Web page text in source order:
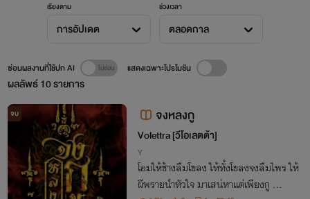
เรียงตาม
การอัปเดต
ช่วงเวลา
ตลอดกาล
ผลลัพธ์10รายการ
ซ่อนผลงานที่ใช้ปก AI แสดงเฉพาะโปรโมชัน
จบ จงหลงกู
Volettra [วีโอเลตต้า]
Y
โอมให้ช้างลืมโขลง ให้ทั้งโขลงจงลืมไพร ให้
ผีพรายนำหัวใจ มาเสน่หาแต่เพียงกู ...